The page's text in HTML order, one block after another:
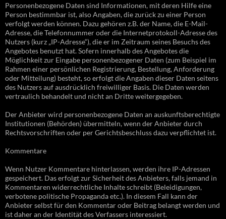
Personenbezogene Daten sind Informationen, mit deren Hilfe eine
Person bestimmbar ist, also Angaben, die zurück zu einer Person
verfolgt werden können. Dazu gehören z.B. der Name, die E-Mail-
Adresse, die Telefonnummer oder die Internetprotokoll-Adresse des
Nutzers (kurz „IP-Adresse“), die er im Zeitraum seines Besuchs des
Angebotes benutzt hat. Sofern innerhalb des Angebotes die
Möglichkeit zur Eingabe personenbezogener Daten (zum Beispiel im
Rahmen einer persönlichen Registrierung, Bestellung, Anforderung
oder Mitteilung) besteht, so erfolgt die Angaben dieser Daten seitens
des Nutzers auf ausdrücklich freiwilliger Basis. Die Daten werden
vertraulich behandelt und nicht an Dritte weitergegeben.
Der Anbieter wird personenbezogene Daten an auskunftsberechtigte
Institutionen (Behörden) übermitteln, wenn der Anbieter durch
Rechtsvorschriften oder per Gerichtsbeschluss dazu verpflichtet ist.
Kommentare
Wenn Nutzer Kommentare hinterlassen, werden ihre IP-Adressen
gespeichert. Das erfolgt zur Sicherheit des Anbieters, falls jemand in
Kommentaren widerrechtliche Inhalte schreibt (Beleidigungen,
verbotene politische Propaganda etc.). In diesem Fall kann der
Anbieter selbst für den Kommentar oder Beitrag belangt werden und
ist daher an der Identität des Verfassers interessiert.